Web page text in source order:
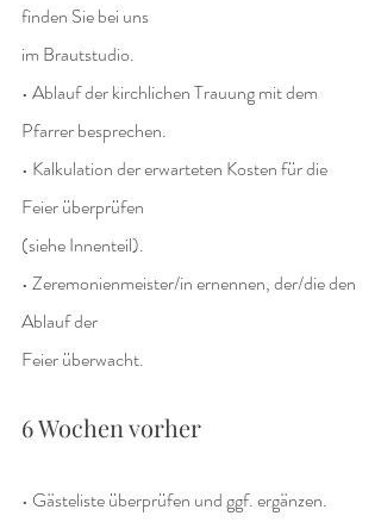
finden Sie bei uns
im Brautstudio.
• Ablauf der kirchlichen Trauung mit dem
Pfarrer besprechen.
• Kalkulation der erwarteten Kosten für die
Feier überprüfen
(siehe Innenteil).
• Zeremonienmeister/in ernennen, der/die den
Ablauf der
Feier überwacht.
6 Wochen vorher
• Gästeliste überprüfen und ggf. ergänzen.